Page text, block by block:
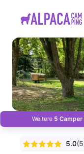
Weitere 5 Camper
5.0(5